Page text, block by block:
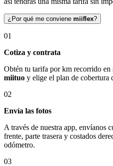
¿Por qué me conviene miiflex?
01
Cotiza y contrata
Obtén tu tarifa por km recorrido en
miituo y elige el plan de cobertura
02
Envía las fotos
A través de nuestra app, envíanos
frente, parte trasera y costados
odómetro.
03